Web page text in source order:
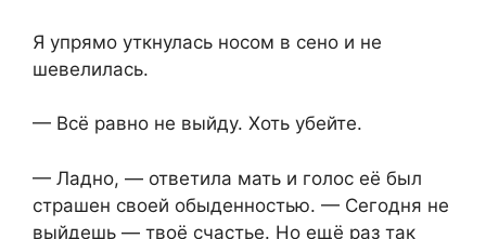
Я упрямо уткнулась носом в сено и не
шевелилась.
— Всё равно не выйду. Хоть убейте.
— Ладно, — ответила мать и голос её был
страшен своей обыденностью. — Сегодня не
выйдешь — твоё счастье. Но ещё раз так